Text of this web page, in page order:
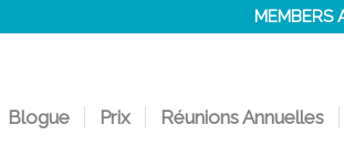
MEMBERS
Blogue Prix Réunions Annuelles